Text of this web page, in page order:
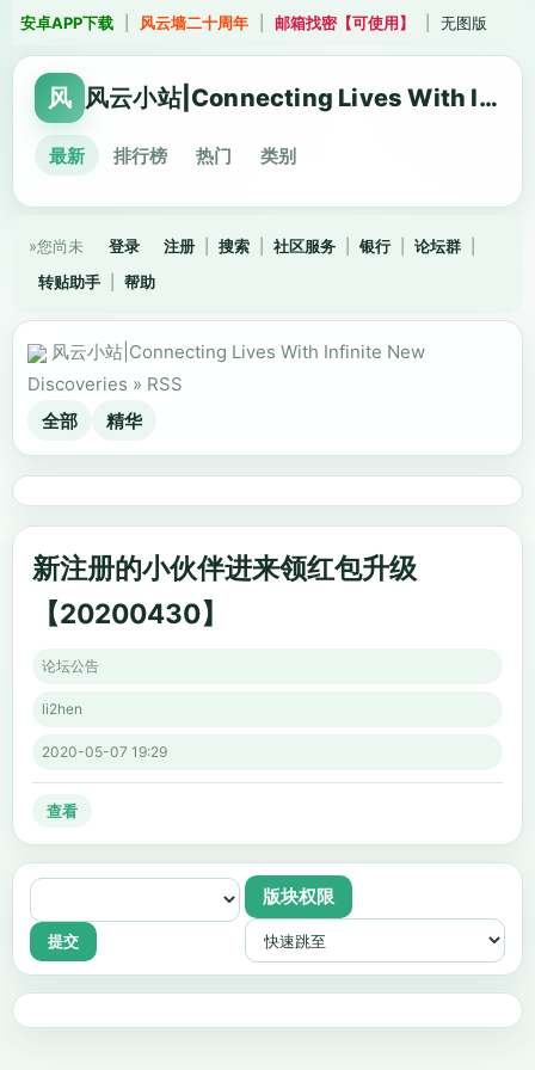
安卓APP下载 风云墙二十周年 邮箱找密【可使用】 无图版
风 风云小站|Connecting Lives With Infinite New Discoveries
最新 排行榜 热门 类别
»您尚未 登录 注册 搜索 社区服务 银行 论坛群
转贴助手
帮助
风云小站|Connecting Lives With Infinite New
Discoveries » RSS
全部
精华
新注册的小伙伴进来领红包升级
【20200430】
论坛公告
li2hen
2020-05-07 19:29
查看
版块权限